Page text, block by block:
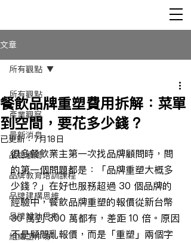
文章
所有觀點
產業觀察
最新消息
品牌顧問
品牌教育培訓課程
品牌建構思維
品牌設計思考
組織工作坊
所有觀點
餐飲品牌重塑費用拆解：菜單
到空間，要花多少錢？
已更新：7月18日
很多餐飲業主第一次找品牌顧問時，問
的第一個問題都是：「品牌重塑大概多
少錢？」在好也服務超過 30 個品牌的
經驗中，餐飲品牌重塑的報價從新台幣
30 萬到 300 萬都有，差距 10 倍。原因
不是顧問亂報價，而是「重塑」兩個字